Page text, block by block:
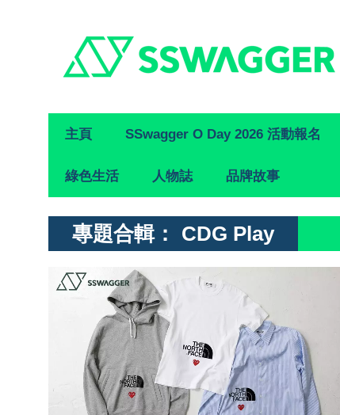
Primary
Navigation
主頁 SSwagger O Day 2026 活動報名
綠色生活 人物誌 品牌故事
專題合輯： CDG Play